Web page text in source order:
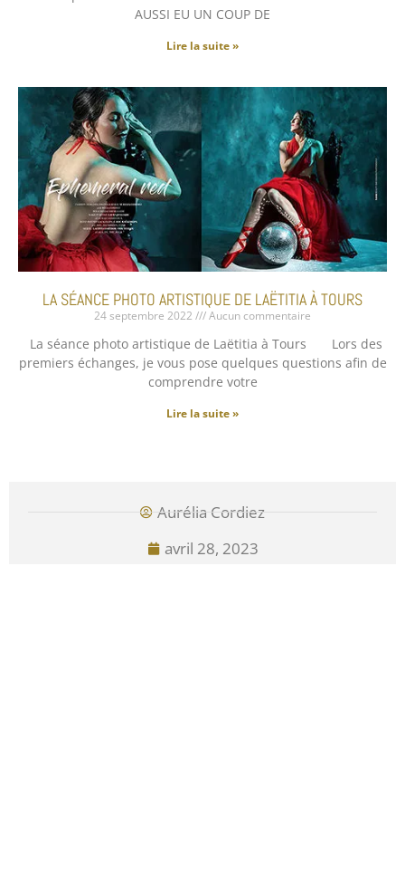
AUSSI EU UN COUP DE
Lire la suite »
LA SÉANCE PHOTO ARTISTIQUE DE LAËTITIA À TOURS
24 septembre 2022 Aucun commentaire
La séance photo artistique de Laëtitia à Tours Lors des
premiers échanges, je vous pose quelques questions afin de
comprendre votre
Lire la suite »
Aurélia Cordiez
avril 28, 2023